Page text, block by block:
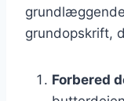
grundopskrift,
Forbered